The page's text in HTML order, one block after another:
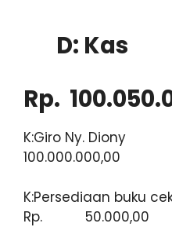
D: Kas
Rp.
K:Giro Ny.
100.000.000,00
Rp. 50.000,00